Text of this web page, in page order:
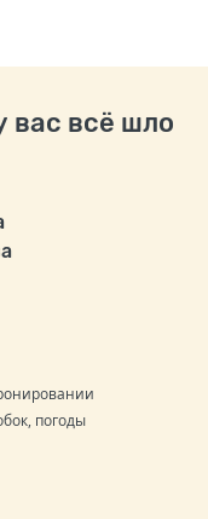
вас всё шло
погоды